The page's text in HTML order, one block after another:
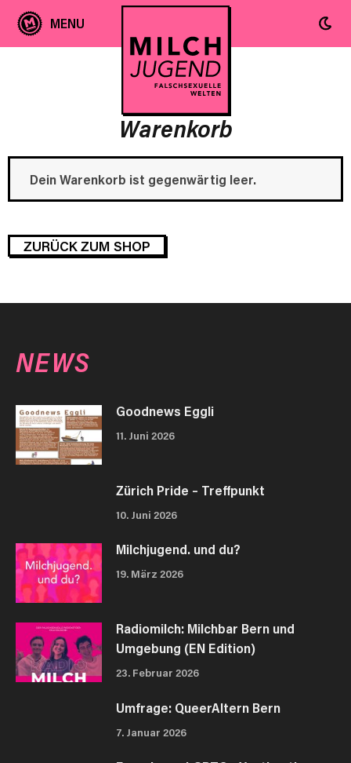
Warenkorb
Dein Warenkorb ist gegenwärtig leer.
ZURÜCK ZUM SHOP
NEWS
Goodnews Eggli
11. Juni 2026
Zürich Pride – Treffpunkt
10. Juni 2026
Milchjugend. und du?
19. März 2026
Radiomilch: Milchbar Bern und
Umgebung (EN Edition)
23. Februar 2026
Umfrage: QueerAltern Bern
7. Januar 2026